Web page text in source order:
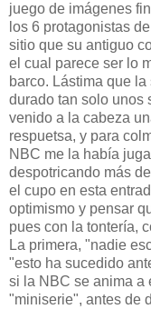
juego de imágenes
los 6 protagonistas
sitio que su antiguo
el cual parece ser lo
barco. Lástima que
durado tan solo unos
venido a la cabeza
respuetsa, y para
NBC me la había
despotricando más
el cupo en esta
optimismo y pensar
pues con la tontería,
La primera, "nadie
"esto ha sucedido
si la NBC se anima a
"miniserie", antes de